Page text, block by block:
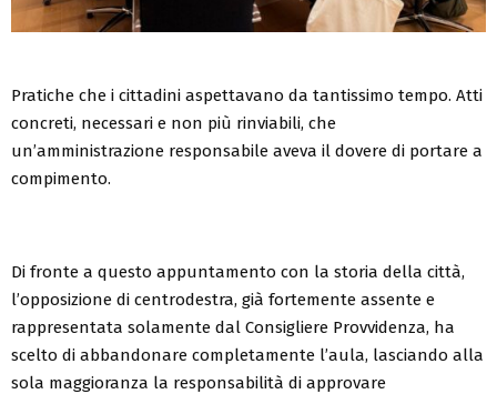
Pratiche che i cittadini aspettavano da tantissimo tempo. Atti
concreti, necessari e non più rinviabili, che
un’amministrazione responsabile aveva il dovere di portare a
compimento.
Di fronte a questo appuntamento con la storia della città,
l’opposizione di centrodestra, già fortemente assente e
rappresentata solamente dal Consigliere Provvidenza, ha
scelto di abbandonare completamente l’aula, lasciando alla
sola maggioranza la responsabilità di approvare